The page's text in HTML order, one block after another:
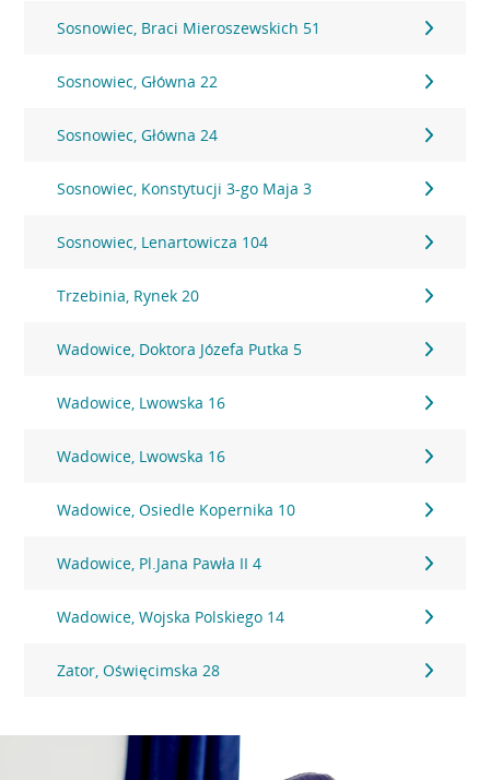
Sosnowiec, Braci Mieroszewskich 51
Sosnowiec, Główna 22
Sosnowiec, Główna 24
Sosnowiec, Konstytucji 3-go Maja 3
Sosnowiec, Lenartowicza 104
Trzebinia, Rynek 20
Wadowice, Doktora Józefa Putka 5
Wadowice, Lwowska 16
Wadowice, Lwowska 16
Wadowice, Osiedle Kopernika 10
Wadowice, Pl.Jana Pawła II 4
Wadowice, Wojska Polskiego 14
Zator, Oświęcimska 28